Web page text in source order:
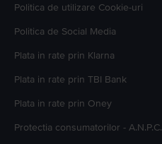
Politica de utilizare Cookie-uri
Politica de Social Media
Plata in rate prin Klarna
Plata in rate prin TBI Bank
Plata in rate prin Oney
Protectia consumatorilor - A.N.P.C.